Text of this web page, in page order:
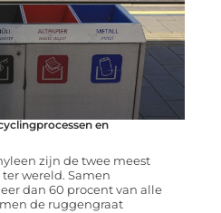
en
zijn de twee meest
wereld. Samen
dan 60 procent van alle
de ruggengraat